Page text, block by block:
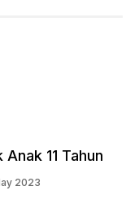
11 Tahun
2023